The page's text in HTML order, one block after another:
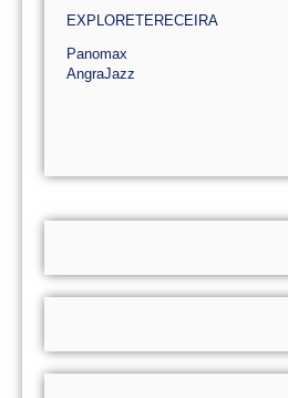
EXPLORETERECEIRA
Panomax
AngraJazz